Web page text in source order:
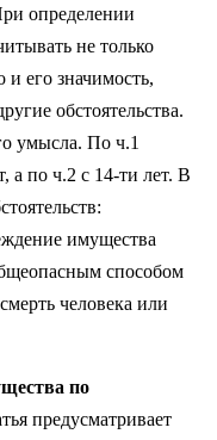
определении
не только
и его значимость,
обстоятельства.
умысла. По ч.1
а по ч.2 с 14-ти лет. В
имущества
способом
человека или
по
предусматривает